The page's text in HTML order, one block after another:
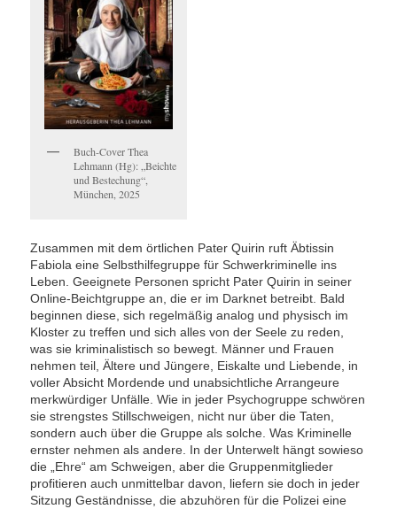
Buch-Cover Thea
Lehmann (Hg): „Beichte
und Bestechung“,
München, 2025
Zusammen mit dem örtlichen Pater Quirin ruft Äbtissin
Fabiola eine Selbsthilfegruppe für Schwerkriminelle ins
Leben. Geeignete Personen spricht Pater Quirin in seiner
Online-Beichtgruppe an, die er im Darknet betreibt. Bald
beginnen diese, sich regelmäßig analog und physisch im
Kloster zu treffen und sich alles von der Seele zu reden,
was sie kriminalistisch so bewegt. Männer und Frauen
nehmen teil, Ältere und Jüngere, Eiskalte und Liebende, in
voller Absicht Mordende und unabsichtliche Arrangeure
merkwürdiger Unfälle. Wie in jeder Psychogruppe schwören
sie strengstes Stillschweigen, nicht nur über die Taten,
sondern auch über die Gruppe als solche. Was Kriminelle
ernster nehmen als andere. In der Unterwelt hängt sowieso
die „Ehre“ am Schweigen, aber die Gruppenmitglieder
profitieren auch unmittelbar davon, liefern sie doch in jeder
Sitzung Geständnisse, die abzuhören für die Polizei eine